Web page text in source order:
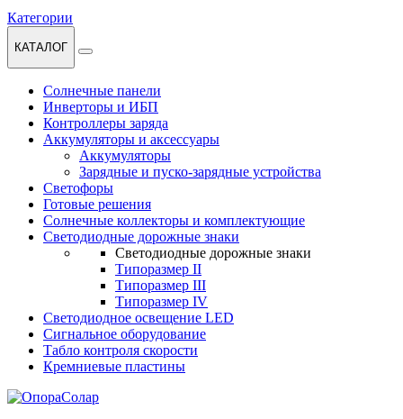
Категории
КАТАЛОГ
Солнечные панели
Инверторы и ИБП
Контроллеры заряда
Аккумуляторы и аксессуары
Аккумуляторы
Зарядные и пуско-зарядные устройства
Светофоры
Готовые решения
Солнечные коллекторы и комплектующие
Светодиодные дорожные знаки
Светодиодные дорожные знаки
Типоразмер II
Типоразмер III
Типоразмер IV
Светодиодное освещение LED
Сигнальное оборудование
Табло контроля скорости
Кремниевые пластины